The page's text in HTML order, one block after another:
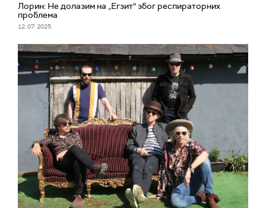
Лорин: Не долазим на „Егзит“ због респираторних
проблема
12. 07. 2025.